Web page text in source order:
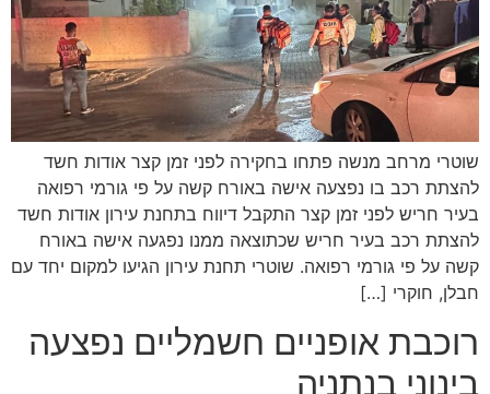
שוטרי מרחב מנשה פתחו בחקירה לפני זמן קצר אודות חשד
להצתת רכב בו נפצעה אישה באורח קשה על פי גורמי רפואה
בעיר חריש לפני זמן קצר התקבל דיווח בתחנת עירון אודות חשד
להצתת רכב בעיר חריש שכתוצאה ממנו נפגעה אישה באורח
קשה על פי גורמי רפואה. שוטרי תחנת עירון הגיעו למקום יחד עם
חבלן, חוקרי […]
רוכבת אופניים חשמליים נפצעה
בינוני בנתניה